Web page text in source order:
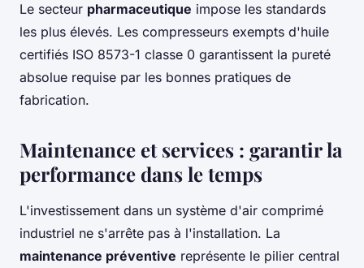
Le secteur pharmaceutique impose les standards
les plus élevés. Les compresseurs exempts d'huile
certifiés ISO 8573-1 classe 0 garantissent la pureté
absolue requise par les bonnes pratiques de
fabrication.
Maintenance et services : garantir la
performance dans le temps
L'investissement dans un système d'air comprimé
industriel ne s'arrête pas à l'installation. La
maintenance préventive représente le pilier central